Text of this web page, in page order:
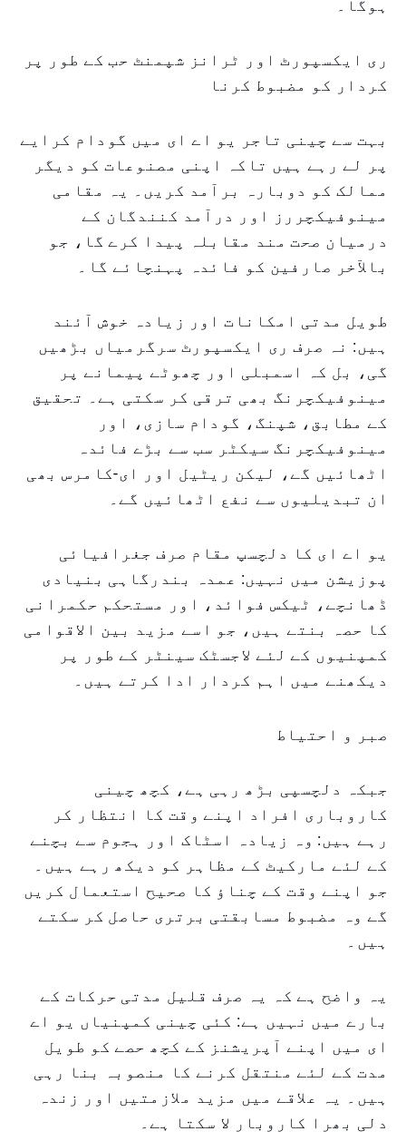
ہوگا۔
ری ایکسپورٹ اور ٹرانز شپمنٹ حب کے طور پر
کردار کو مضبوط کرنا
بہت سے چینی تاجر یو اے ای میں گودام کرایے
پر لے رہے ہیں تاکہ اپنی مصنوعات کو دیگر
ممالک کو دوبارہ برآمد کریں۔ یہ مقامی
مینوفیکچررز اور درآمد کنندگان کے
درمیان صحت مند مقابلہ پیدا کرے گا، جو
بالآخر صارفین کو فائدہ پہنچائے گا۔
طویل مدتی امکانات اور زیادہ خوش آئند
ہیں: نہ صرف ری ایکسپورٹ سرگرمیاں بڑھیں
گی، بل کہ اسمبلی اور چھوٹے پیمانے پر
مینوفیکچرنگ بھی ترقی کر سکتی ہے۔ تحقیق
کے مطابق، شپنگ، گودام سازی، اور
مینوفیکچرنگ سیکٹر سب سے بڑے فائدہ
اٹھائیں گے، لیکن ریٹیل اور ای-کامرس بھی
ان تبدیلیوں سے نفع اٹھائیں گے۔
یو اے ای کا دلچسپ مقام صرف جغرافیائی
پوزیشن میں نہیں: عمدہ بندرگاہی بنیادی
ڈھانچے، ٹیکس فوائد، اور مستحکم حکمرانی
کا حصہ بنتے ہیں، جو اسے مزید بین الاقوامی
کمپنیوں کے لئے لاجسٹک سینٹر کے طور پر
دیکھنے میں اہم کردار ادا کرتے ہیں۔
صبر و احتیاط
جبکہ دلچسپی بڑھ رہی ہے، کچھ چینی
کاروباری افراد اپنے وقت کا انتظار کر
رہے ہیں: وہ زیادہ اسٹاک اور ہجوم سے بچنے
کے لئے مارکیٹ کے مظاہر کو دیکھ رہے ہیں۔
جو اپنے وقت کے چناؤ کا صحیح استعمال کریں
گے وہ مضبوط مسابقتی برتری حاصل کر سکتے
ہیں۔
یہ واضح ہے کہ یہ صرف قلیل مدتی حرکات کے
بارے میں نہیں ہے: کئی چینی کمپنیاں یو اے
ای میں اپنے آپریشنز کے کچھ حصے کو طویل
مدت کے لئے منتقل کرنے کا منصوبہ بنا رہی
ہیں۔ یہ علاقے میں مزید ملازمتیں اور زندہ
دلی بھرا کاروبار لا سکتا ہے۔